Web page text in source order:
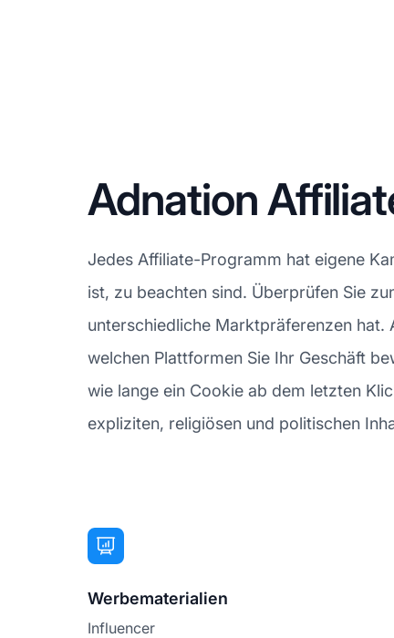
Adnation
Jedes Affiliate-Programm hat eigene
ist, zu beachten sind. Überprüfen Sie
unterschiedliche Marktpräferenzen hat.
welchen Plattformen Sie Ihr Geschäft
wie lange ein Cookie ab dem letzten
expliziten, religiösen und politischen
Werbematerialien
Influencer